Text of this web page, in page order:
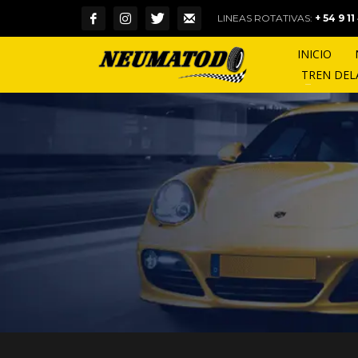
LINEAS ROTATIVAS: + 54 9
INICIO
TREN